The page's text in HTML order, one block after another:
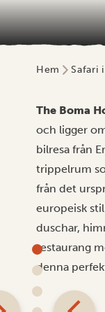
Hem Safari
The Boma
och ligger
bilresa från
trippelrum
från det
europeisk
duschar,
restaurang
denna